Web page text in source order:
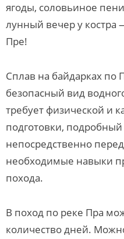
ягоды, соловьиное
лунный вечер у костра
Пре!
Сплав на байдарках
безопасный вид
требует физической и
подготовки,
непосредственно
необходимые навыки
похода.
В поход по реке Пра
количество дней.